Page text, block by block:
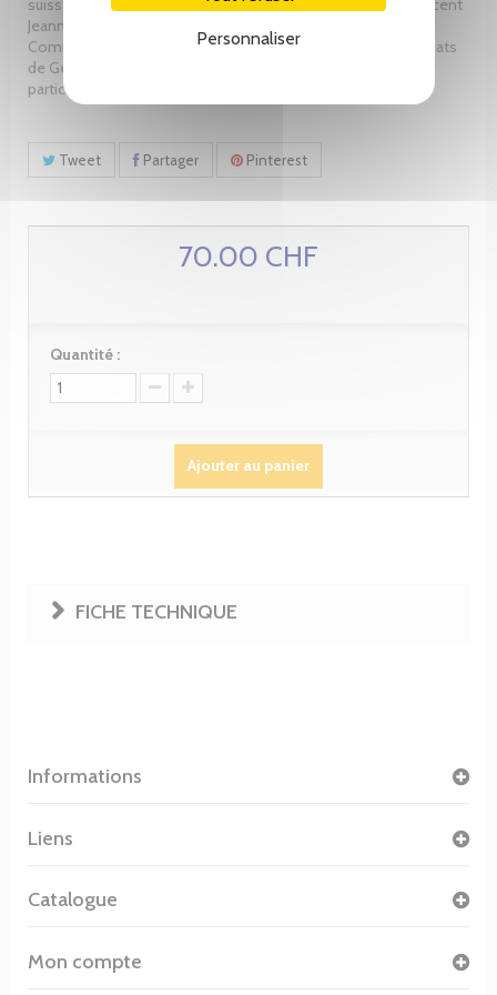
Personnaliser
Jeanneret, à l'occasion de son 50e anniversaire, par la
Commission de formation permanente de l'Ordre des Avocats
de Genève, dont Me Vincent Jeanneret fut un président
particulièrement dynamique.
Tweet Partager Pinterest
70.00 CHF
Quantité :
Ajouter au panier
FICHE TECHNIQUE
Informations
Liens
Catalogue
Mon compte